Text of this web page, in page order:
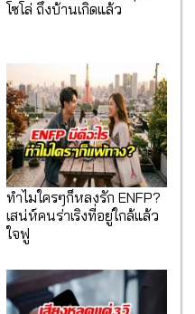
โซโล่ ถึงบ้านเกิดแล้ว
ทำไมใครๆก็หลงรัก ENFP?
เสน่ห์คนร่าเริงที่อยู่ใกล้แล้ว
ใจฟู